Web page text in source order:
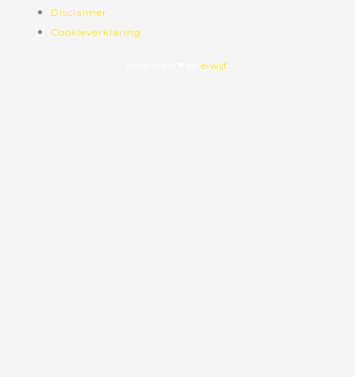
Disclaimer
Cookieverklaring
e-wijf.